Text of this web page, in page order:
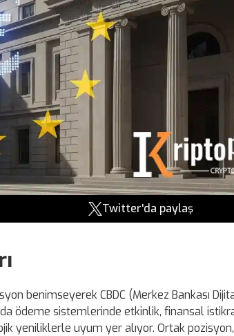
Twitter'da paylaş
benimseyerek CBDC (Merkez Bankası
ödeme sistemlerinde etkinlik, finansal
yeniliklerle uyum yer alıyor. Ortak